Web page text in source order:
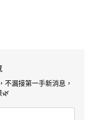
不漏接第一手新消息，
🌿